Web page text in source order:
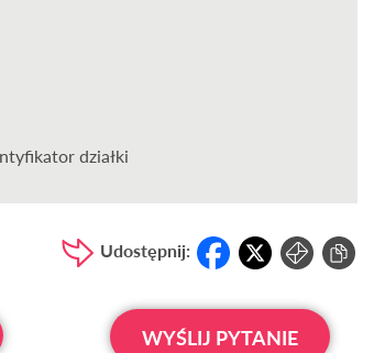
działki
Udostępnij:
WYŚLIJ PYTANIE